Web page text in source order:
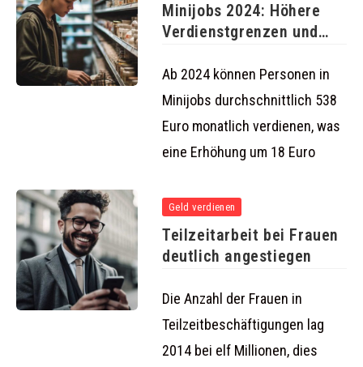
Minijobs 2024: Höhere
Verdienstgrenzen und
Vorteile
Ab 2024 können Personen in
Minijobs durchschnittlich 538
Euro monatlich verdienen, was
eine Erhöhung um 18 Euro
Geld verdienen
Teilzeitarbeit bei Frauen
deutlich angestiegen
Die Anzahl der Frauen in
Teilzeitbeschäftigungen lag
2014 bei elf Millionen, dies